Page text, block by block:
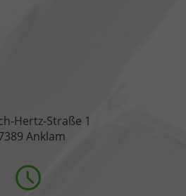
Hertz-Straße 1
Anklam